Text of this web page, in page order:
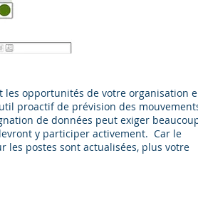
les opportunités de votre organisation
proactif de prévision des
de données peut exiger
y participer activement. Car le
les postes sont actualisées, plus votre